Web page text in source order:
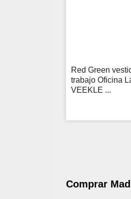
Red Green
trabajo Oficina
VEEKLE ...
Comprar